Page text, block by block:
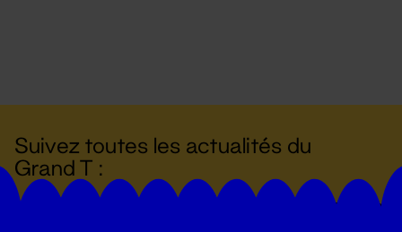
Suivez toutes les actualités du
Grand T :